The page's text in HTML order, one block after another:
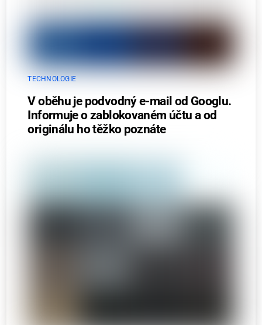
TECHNOLOGIE
V oběhu je podvodný e-mail od Googlu.
Informuje o zablokovaném účtu a od
originálu ho těžko poznáte